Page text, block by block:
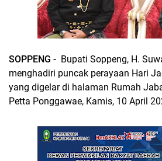
SOPPENG - Bupati Soppeng, H.
menghadiri puncak perayaan Hari
yang digelar di halaman Rumah
Petta Ponggawae, Kamis, 10 April